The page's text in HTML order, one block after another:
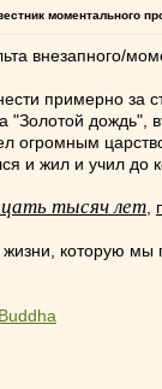
моментального
внезапного/
примерно за
дождь",
огромным
и жил и учил до
тысяч лет
которую